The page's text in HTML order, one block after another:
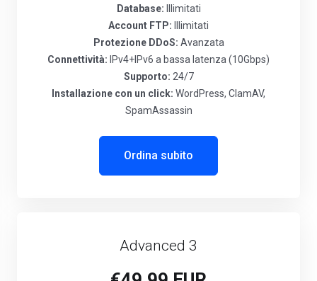
Database: Illimitati
Account FTP: Illimitati
Protezione DDoS: Avanzata
Connettività: IPv4+IPv6 a bassa latenza (10Gbps)
Supporto: 24/7
Installazione con un click: WordPress, ClamAV,
SpamAssassin
Ordina subito
Advanced 3